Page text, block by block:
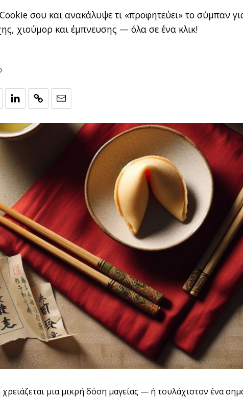
σου και ανακάλυψε τι «προφητεύει» το σύμπαν
χιούμορ και έμπνευσης — όλα σε ένα κλικ!
μια μικρή δόση μαγείας — ή τουλάχιστον ένα